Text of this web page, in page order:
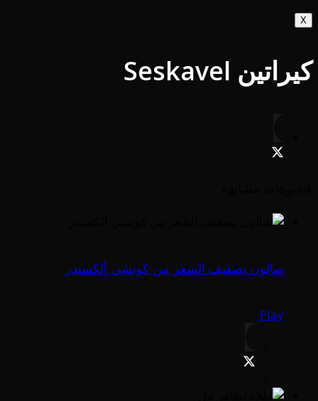
X
كيراتين Seskavel
صالون تصفيف الشعر من كوتشي ألكسندر
Play